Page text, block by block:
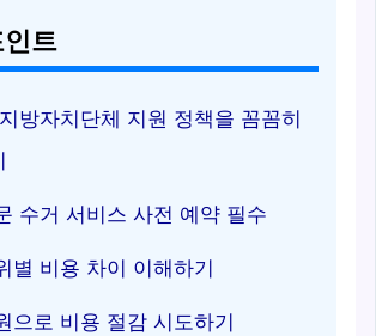
트
방자치단체 지원 정책을 꼼꼼히
수거 서비스 사전 예약 필수
별 비용 차이 이해하기
으로 비용 절감 시도하기